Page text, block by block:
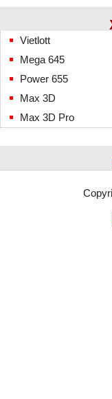
Vietlott
Mega 645
Power 655
Max 3D
Max 3D Pro